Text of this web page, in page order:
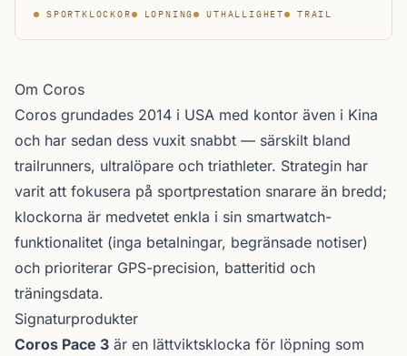
SPORTKLOCKOR
LOPNING UTHALLIGHET TRAIL
Om Coros
Coros grundades 2014 i USA med kontor även i Kina
och har sedan dess vuxit snabbt — särskilt bland
trailrunners, ultralöpare och triathleter. Strategin har
varit att fokusera på sportprestation snarare än bredd;
klockorna är medvetet enkla i sin smartwatch-
funktionalitet (inga betalningar, begränsade notiser)
och prioriterar GPS-precision, batteritid och
träningsdata.
Signaturprodukter
Coros Pace 3 är en lättviktsklocka för löpning som